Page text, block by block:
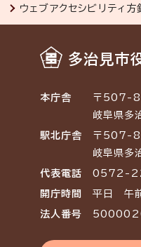
ウェブアクセシビリティ方
多治見市
本庁舎
〒507-
岐阜県多
駅北庁舎
〒507-
岐阜県多
代表電話 0572-
開庁時間 平日 午
法人番号